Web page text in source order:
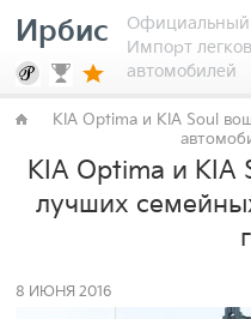
Ирбис
Официальный
Импорт
автомобилей
KIA Optima и KIA Soul
KIA Optima и KIA
лучших
8 ИЮНЯ 2016